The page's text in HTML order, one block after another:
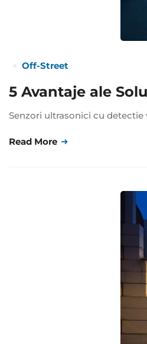
Off-Street
5 Avantaje ale
Senzori ultrasonici cu detectie
Read More